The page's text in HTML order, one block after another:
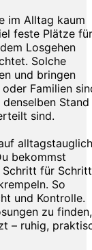
im Alltag kaum
feste Plätze für
Losgehen
Solche
und bringen
Familien
Stand
sind.
bekommst
Schritt für Schritt
So
und Kontrolle.
zu finden,
– ruhig,